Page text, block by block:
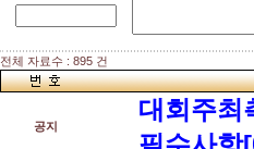
전체 자료수 : 895 건
공지
대회주최